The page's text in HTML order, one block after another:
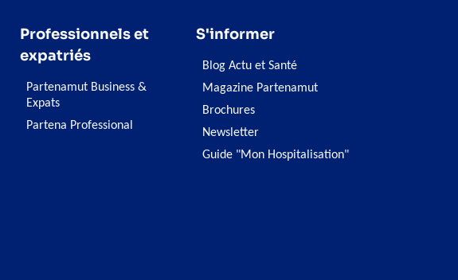
Professionnels et
expatriés
Partenamut Business &
Expats
Partena Professional
S'informer
Blog Actu et Santé
Magazine Partenamut
Brochures
Newsletter
Guide "Mon Hospitalisation"